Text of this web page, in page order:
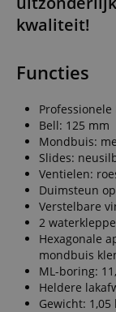
kwaliteit!
Functies
Bell: 125 mm
Mondbuis:
Slides:
Ventielen:
Duimsteun
Verstelbare
2
Hexagonale
mondbuis
ML-boring:
Heldere
Gewicht: 1,05